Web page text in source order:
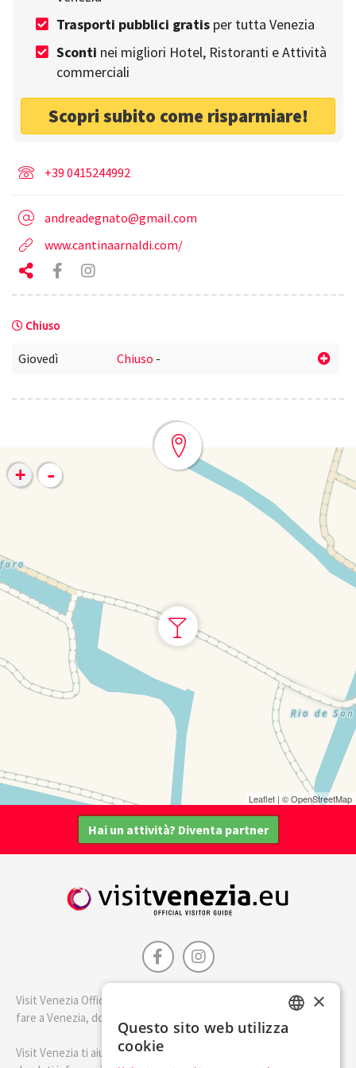
Trasporti pubblici gratis per tutta Venezia
Sconti nei migliori Hotel, Ristoranti e Attività
commerciali
Scopri subito come risparmiare!
Cucina
Cucina tradizionale
Info
Venezia - Santa Croce, 35
+39 0415244992
andreadegnato@gmail.com
www.cantinaarnaldi.com/
Chiuso
Giovedì Chiuso -
+ -
Leaflet | ©OpenStreetMap
Hai un attività? Diventa partner
Visit Venezia Official è la guida della città di Venezia. Scopri cosa
fare a Venezia, dove dormire e i migliori posti dove mangiare.
Visit Venezia ti aiuterà a pianificare il tuo viaggio a Venezia
×
Questo sito web utilizza
cookie